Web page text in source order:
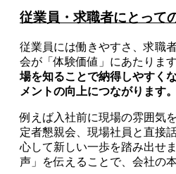
従業員・求職者にとって
従業員には働きやすさ、求職
会が「体験価値」にあたります
場を知ることで納得しやすく
メントの向上につながります。
例えば入社前に現場の雰囲気
定者懇親会、現場社員と直接
心して新しい一歩を踏み出せ
声」を伝えることで、会社の